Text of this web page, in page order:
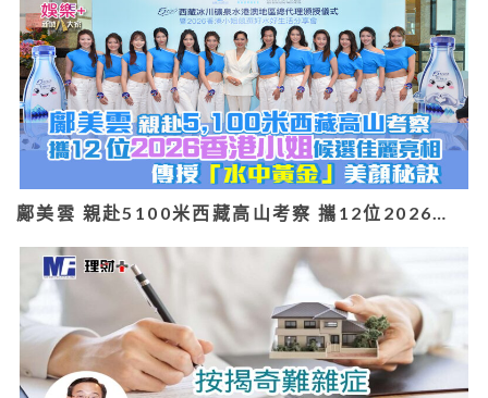
鄺美雲 親赴5100米西藏高山考察 攜12位2026…